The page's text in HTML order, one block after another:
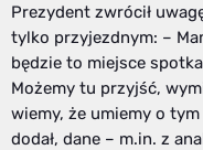
Prezydent zwrócił
tylko przyjezdnym: –
będzie to miejsce
Możemy tu przyjść,
wiemy, że umiemy o
dodał, dane – m.in. z